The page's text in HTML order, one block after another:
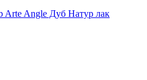
Arte Angle Дуб Натур лак